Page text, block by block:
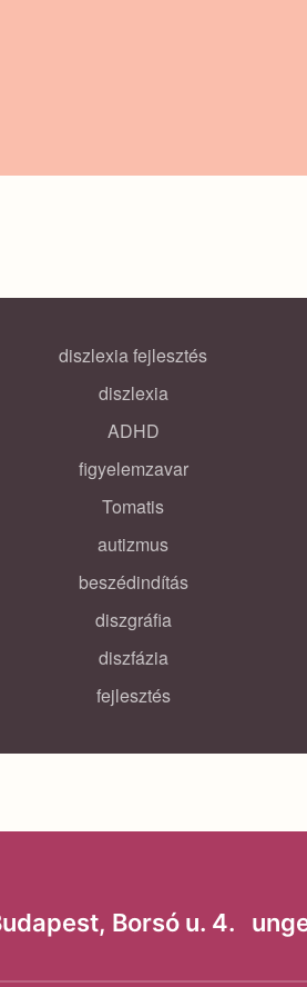
diszlexia fejlesztés
diszlexia
ADHD
figyelemzavar
Tomatis
autizmus
beszédindítás
diszgráfia
diszfázia
fejlesztés
Borsó u. 4.